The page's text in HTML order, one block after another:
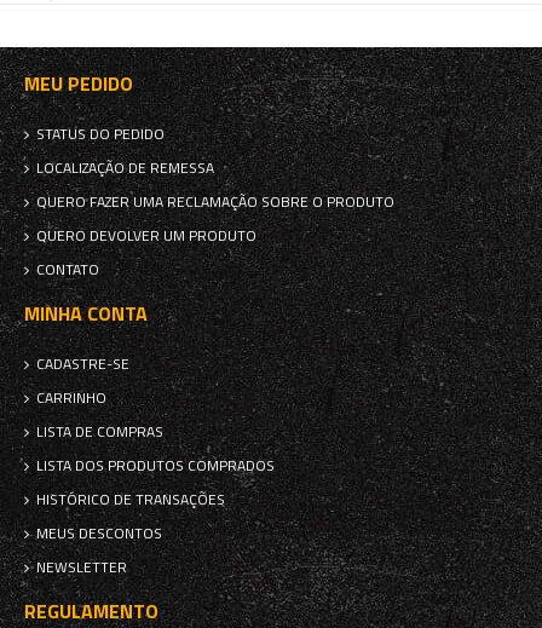
MEU PEDIDO
STATUS DO PEDIDO
LOCALIZAÇÃO DE REMESSA
QUERO FAZER UMA RECLAMAÇÃO SOBRE O PRODUTO
QUERO DEVOLVER UM PRODUTO
CONTATO
MINHA CONTA
CADASTRE-SE
CARRINHO
LISTA DE COMPRAS
LISTA DOS PRODUTOS COMPRADOS
HISTÓRICO DE TRANSAÇÕES
MEUS DESCONTOS
NEWSLETTER
REGULAMENTO